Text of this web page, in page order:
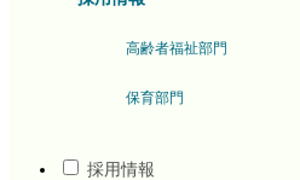
高齢者福祉部門
保育部門
採用情報